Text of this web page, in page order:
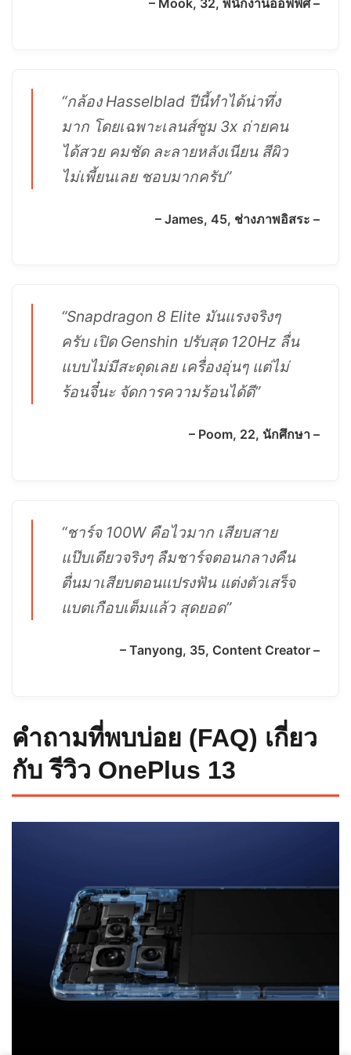
“กล้อง Hasselblad ปีนี้ทำได้น่าทึ่ง
มาก โดยเฉพาะเลนส์ซูม 3x ถ่ายคน
ได้สวย คมชัด ละลายหลังเนียน สีผิว
ไม่เพี้ยนเลย ชอบมากครับ”
– James, 45, ช่างภาพอิสระ –
“Snapdragon 8 Elite มันแรงจริงๆ
ครับ เปิด Genshin ปรับสุด 120Hz ลื่น
แบบไม่มีสะดุดเลย เครื่องอุ่นๆ แต่ไม่
ร้อนจี๋นะ จัดการความร้อนได้ดี”
– Poom, 22, นักศึกษา –
“ชาร์จ 100W คือไวมาก เสียบสาย
แป๊บเดียวจริงๆ ลืมชาร์จตอนกลางคืน
ตื่นมาเสียบตอนแปรงฟัน แต่งตัวเสร็จ
แบตเกือบเต็มแล้ว สุดยอด”
– Tanyong, 35, Content Creator –
คำถามที่พบบ่อย (FAQ) เกี่ยว
กับ รีวิว OnePlus 13